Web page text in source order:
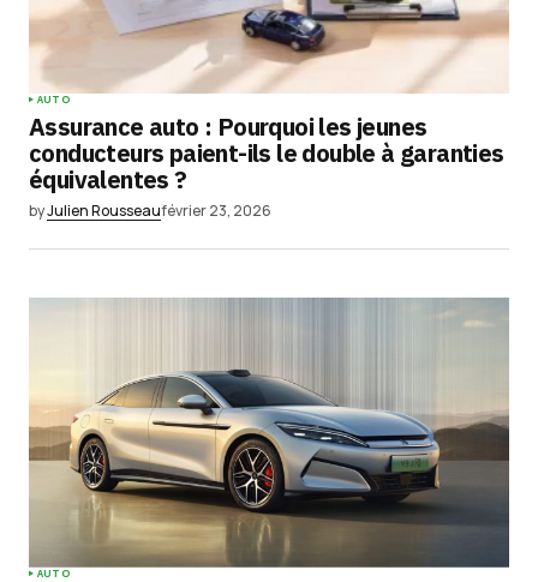
AUTO
Assurance auto : Pourquoi les jeunes
conducteurs paient-ils le double à garanties
équivalentes ?
byJulien Rousseaufévrier 23, 2026
AUTO